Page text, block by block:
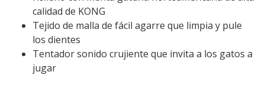
calidad de KONG
Tejido de malla de fácil agarre que limpia y pule
los dientes
Tentador sonido crujiente que invita a los gatos a
jugar